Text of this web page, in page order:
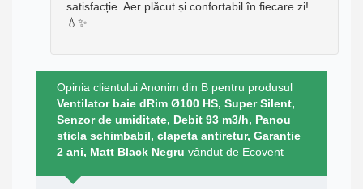
satisfacție. Aer plăcut și confortabil în fiecare zi!
💧✨
Opinia clientului Anonim din B pentru produsul
Ventilator baie dRim Ø100 HS, Super Silent,
Senzor de umiditate, Debit 93 m3/h, Panou
sticla schimbabil, clapeta antiretur, Garantie
2 ani, Matt Black Negru vândut de Ecovent